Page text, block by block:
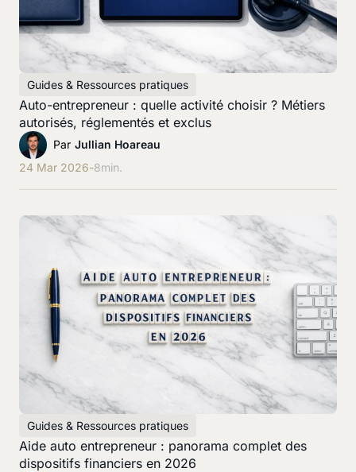
Guides & Ressources pratiques
Auto-entrepreneur : quelle activité choisir ? Métiers
autorisés, réglementés et exclus
Par Jullian Hoareau
24 Mar 2026-8min.
Guides & Ressources pratiques
Aide auto entrepreneur : panorama complet des
dispositifs financiers en 2026